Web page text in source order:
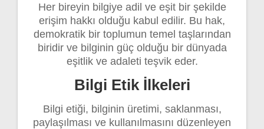
Her bireyin bilgiye adil ve eşit bir şekilde
erişim hakkı olduğu kabul edilir. Bu hak,
demokratik bir toplumun temel taşlarından
biridir ve bilginin güç olduğu bir dünyada
eşitlik ve adaleti teşvik eder.
Bilgi Etik İlkeleri
Bilgi etiği, bilginin üretimi, saklanması,
paylaşılması ve kullanılmasını düzenleyen